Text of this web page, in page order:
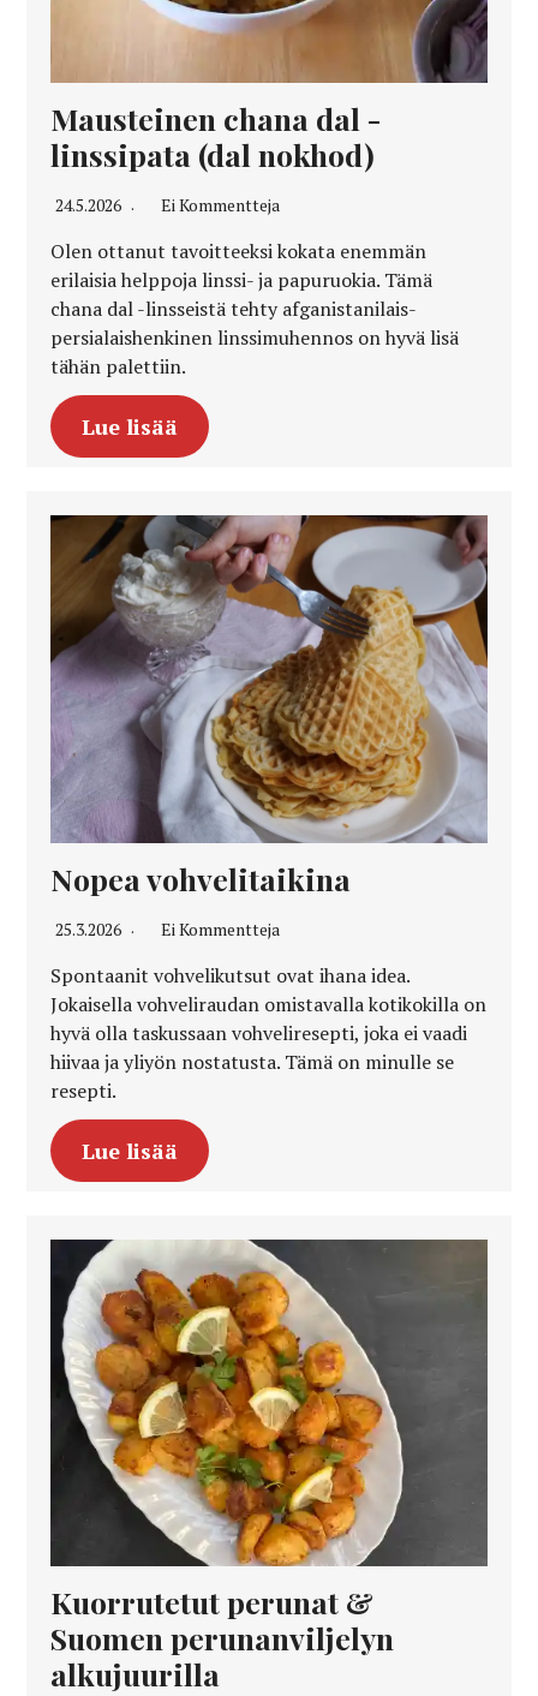
Mausteinen chana dal -
linssipata (dal nokhod)
24.5.2026 Ei Kommentteja
Olen ottanut tavoitteeksi kokata enemmän
erilaisia helppoja linssi- ja papuruokia. Tämä
chana dal -linsseistä tehty afganistanilais-
persialaishenkinen linssimuhennos on hyvä lisä
tähän palettiin.
Lue lisää
Nopea vohvelitaikina
25.3.2026 Ei Kommentteja
Spontaanit vohvelikutsut ovat ihana idea.
Jokaisella vohveliraudan omistavalla kotikokilla on
hyvä olla taskussaan vohveliresepti, joka ei vaadi
hiivaa ja yliyön nostatusta. Tämä on minulle se
resepti.
Lue lisää
Kuorrutetut perunat &
Suomen perunanviljelyn
alkujuurilla